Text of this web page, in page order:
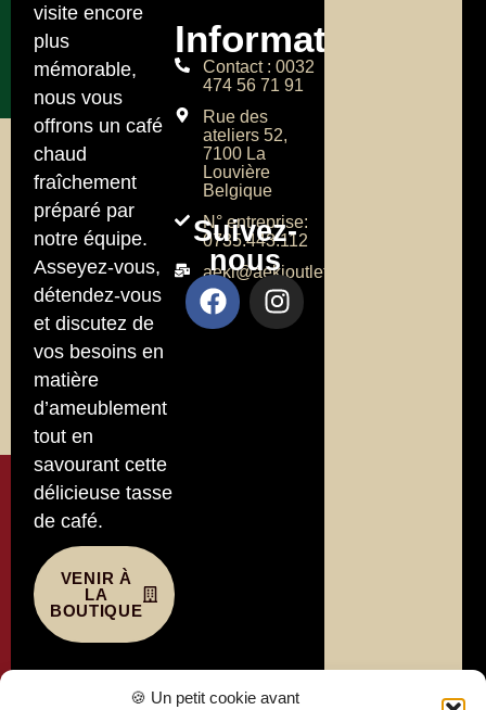
🍪 Un petit cookie avant
visite encore
plus
mémorable,
nous vous
offrons un café
chaud
fraîchement
préparé par
notre équipe.
Asseyez-vous,
détendez-vous
et discutez de
vos besoins en
matière
d’ameublement
tout en
savourant cette
délicieuse tasse
de café.
VENIR À
LA
BOUTIQUE
Liens
Informations
Contact : 0032
474 56 71 91
Rue des
ateliers 52,
7100 La
Louvière
Belgique
N° entreprise:
0735.443.112
aeki@aekioutlet.com
Suivez-
nous